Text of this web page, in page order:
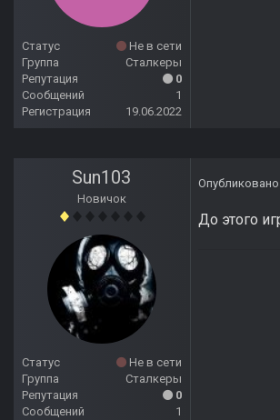
Статус
Не в сети
Группа
Сталкеры
Репутация
0
Сообщений
1
Регистрация
19.06.2022
Sun103
Новичок
Статус
Не в сети
Группа
Сталкеры
Репутация
0
Сообщений
1
Опубликовано
До этого